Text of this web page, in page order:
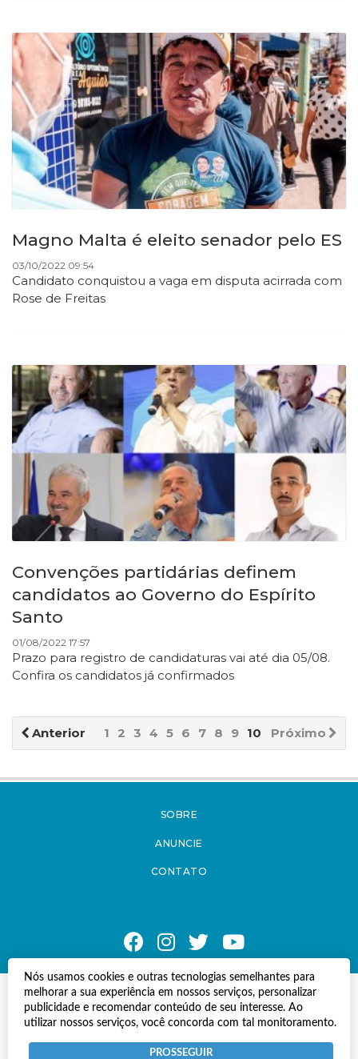
Nós usamos cookies e outras tecnologias semelhantes para
melhorar a sua experiência em nossos serviços, personalizar
publicidade e recomendar conteúdo de seu interesse. Ao
utilizar nossos serviços, você concorda com tal monitoramento.
PROSSEGUIR
Magno Malta é eleito senador pelo ES
03/10/2022 09:54
Candidato conquistou a vaga em disputa acirrada com
Rose de Freitas
Convenções partidárias definem
candidatos ao Governo do Espírito
Santo
01/08/2022 17:57
Prazo para registro de candidaturas vai até dia 05/08.
Confira os candidatos já confirmados
Anterior Próximo
1 2 3 4 5 6 7 8 9 10
SOBRE
ANUNCIE
CONTATO
© Copyright 2021 A Notícia do Caparaó.
Todos os direitos reservados.
Desenvolvido por
Termos e Políticas de Uso